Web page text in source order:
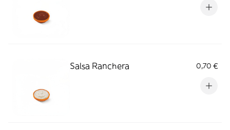
Salsa Ranchera 0,70 €